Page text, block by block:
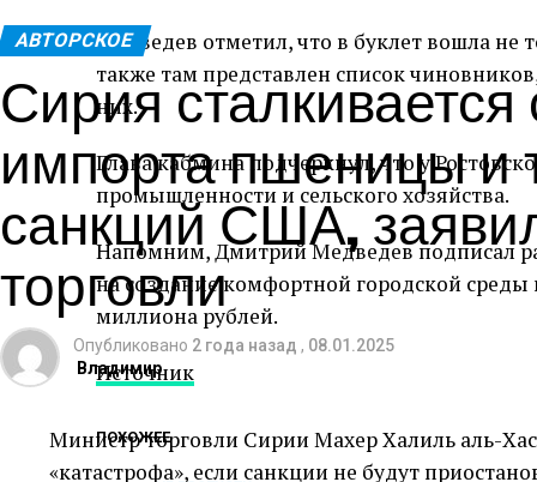
Медведев отметил, что в буклет вошла не
также там представлен список
них.
Глава кабмина подчеркнул, что у
промышленности и сельского хозяйства.
Напомним, Дмитрий Медведев подписал
на создание комфортной городской среды
миллиона рублей.
Источник
ПОХОЖЕЕ
АВТОРСКОЕ
Сирия
импорта пшеницы и
санкций США,
торговли
Опубликовано 2 года назад , 08.01.2025
Владимир
Министр торговли Сирии Махер Халиль аль-
«катастрофа», если санкции не будут